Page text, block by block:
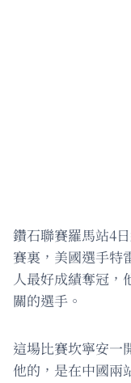
鑽石聯賽羅馬站4
賽裏，美國選手特
人最好成績奪冠，
關的選手。
這場比賽坎寧安一
他的，是在中國兩